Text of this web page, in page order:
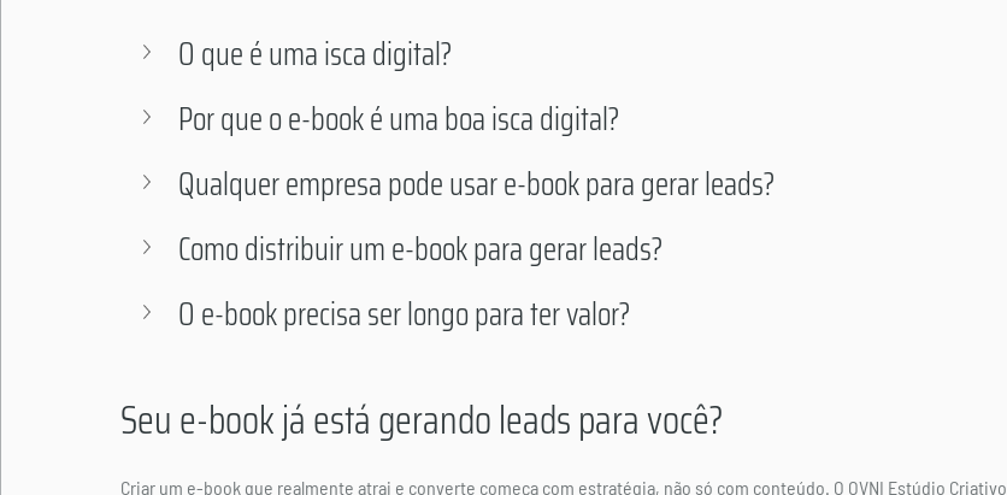
O que é uma isca digital?
Por que o e-book é uma boa isca digital?
Qualquer empresa pode usar e-book para gerar leads?
Como distribuir um e-book para gerar leads?
O e-book precisa ser longo para ter valor?
Seu e-book já está gerando leads para você?
Criar um e-book que realmente atrai e converte começa com estratégia, não só com conteúdo. O OVNI Estúdio Criativo